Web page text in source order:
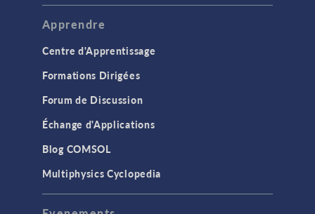
Apprendre
Centre d'Apprentissage
Formations Dirigées
Forum de Discussion
Échange d'Applications
Blog COMSOL
Multiphysics Cyclopedia